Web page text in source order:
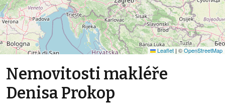
Leaflet | ©OpenStreetMap
Nemovitosti makléře
Denisa Prokop